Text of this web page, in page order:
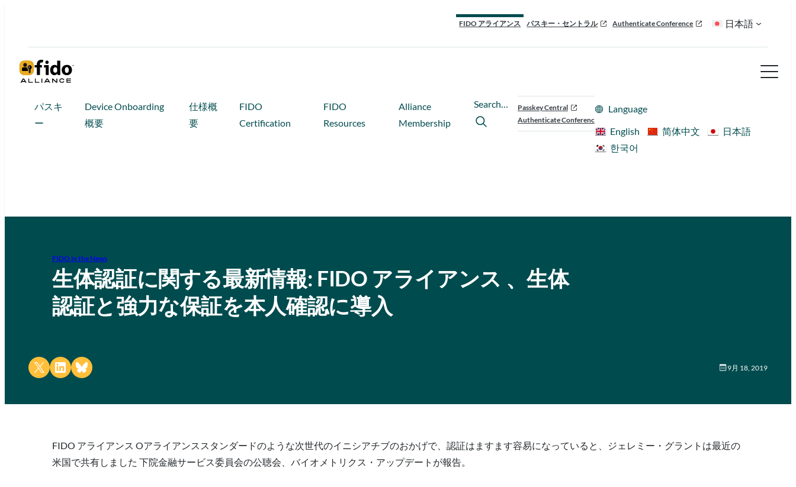
FIDO アライアンス パスキー・セントラル Authenticate Conference 日本語
パスキ
ー
Device Onboarding
概要
仕様概
要
FIDO
Certification
FIDO
Resources
Alliance
Membership
Search…
Passkey Central
Authenticate Conference
Language
English
简体中文
日本語
한국어
FIDO in the News
生体認証に関する最新情報: FIDO アライアンス 、生体
認証と強力な保証を本人確認に導入
Share on X Share on LinkedIn
Share on Bluesky 9月 18, 2019
FIDO アライアンス Oアライアンススタンダードのような次世代のイニシアチブのおかげで、認証はますます容易になっていると、ジェレミー・グラントは最近の
米国で共有しました 下院金融サービス委員会の公聴会、バイオメトリクス・アップデートが報告。